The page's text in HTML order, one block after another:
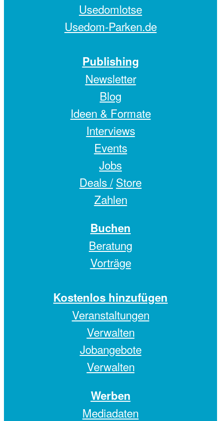
Usedomlotse
Usedom-Parken.de
Publishing
Newsletter
Blog
Ideen & Formate
Interviews
Events
Jobs
Deals / Store
Zahlen
Buchen
Beratung
Vorträge
Kostenlos hinzufügen
Veranstaltungen
Verwalten
Jobangebote
Verwalten
Werben
Mediadaten